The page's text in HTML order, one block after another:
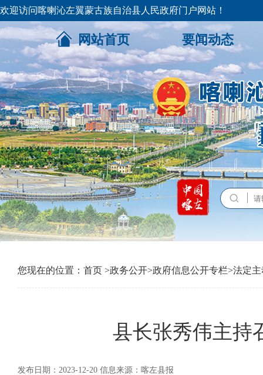
欢迎访问喀喇沁左翼蒙古族自治县人民政府门户网站！
网站首页 要闻动态
您现在的位置： 首页 >政务公开>政府信息公开专栏>法定
县长张秀伟主持
发布日期：2023-12-20 信息来源：喀左县报